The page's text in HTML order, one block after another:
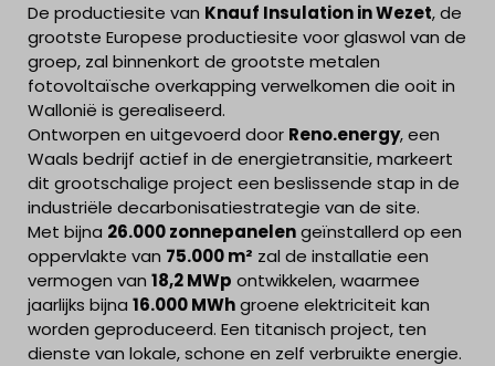
De productiesite van Knauf Insulation in Wezet, de
grootste Europese productiesite voor glaswol van de
groep, zal binnenkort de grootste metalen
fotovoltaïsche overkapping verwelkomen die ooit in
Wallonië is gerealiseerd.
Ontworpen en uitgevoerd door Reno.energy, een
Waals bedrijf actief in de energietransitie, markeert
dit grootschalige project een beslissende stap in de
industriële decarbonisatiestrategie van de site.
Met bijna 26.000 zonnepanelengeïnstallerd op een
oppervlakte van 75.000 m² zal de installatie een
vermogen van 18,2 MWp ontwikkelen, waarmee
jaarlijks bijna 16.000 MWhgroene elektriciteit kan
worden geproduceerd. Een titanisch project, ten
dienste van lokale, schone en zelf verbruikte energie.